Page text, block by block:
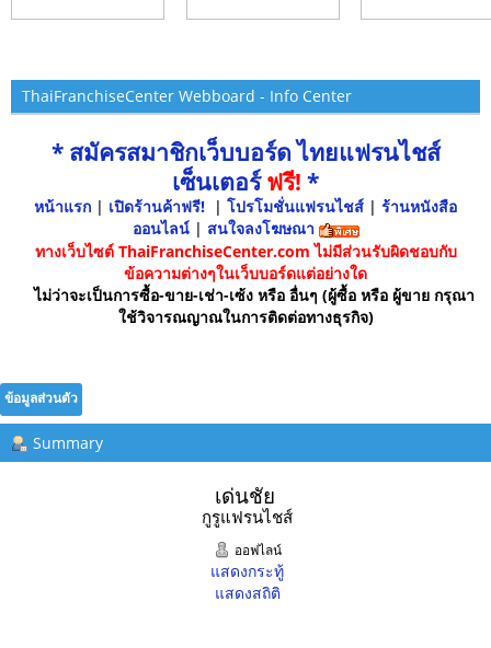
ThaiFranchiseCenter Webboard - Info Center
* สมัครสมาชิกเว็บบอร์ด ไทยแฟรนไชส์
เซ็นเตอร์ฟรี! *
หน้าแรก | เปิดร้านค้าฟรี! | โปรโมชั่นแฟรนไชส์ | ร้านหนังสือ
ออนไลน์ | สนใจลงโฆษณา
ทางเว็บไซต์ ThaiFranchiseCenter.com ไม่มีส่วนรับผิดชอบกับ
ข้อความต่างๆในเว็บบอร์ดแต่อย่างใด
ไม่ว่าจะเป็นการซื้อ-ขาย-เช่า-เซ้ง หรือ อื่นๆ (ผู้ซื้อ หรือ ผู้ขาย กรุณา
ใช้วิจารณญาณในการติดต่อทางธุรกิจ)
ข้อมูลส่วนตัว
Summary
เด่นชัย
กูรูแฟรนไชส์
ออฟไลน์
แสดงกระทู้
แสดงสถิติ